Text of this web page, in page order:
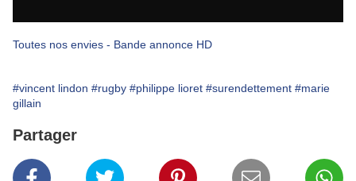
Toutes nos envies - Bande annonce HD
#vincent lindon #rugby #philippe lioret #surendettement #marie
gillain
Partager